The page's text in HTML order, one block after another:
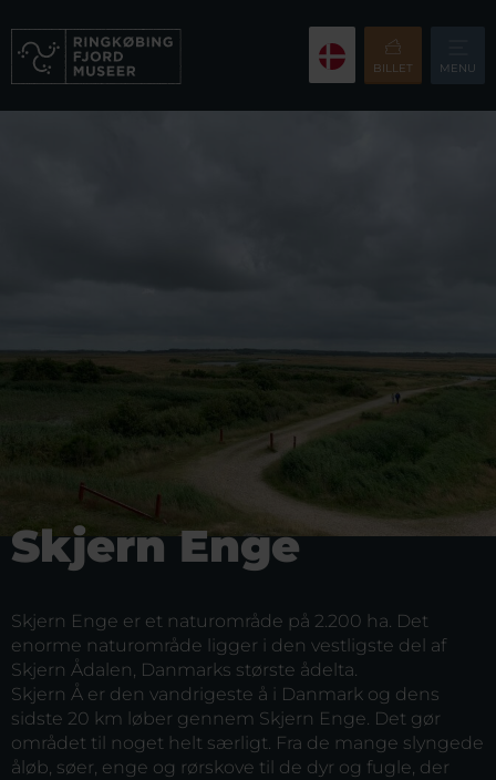
BILLET MENU
Skjern Enge
Skjern Enge er et naturområde på 2.200 ha. Det
enorme naturområde ligger i den vestligste del af
Skjern Ådalen, Danmarks største ådelta.
Skjern Å er den vandrigeste å i Danmark og dens
sidste 20 km løber gennem Skjern Enge. Det gør
området til noget helt særligt. Fra de mange slyngede
åløb, søer, enge og rørskove til de dyr og fugle, der